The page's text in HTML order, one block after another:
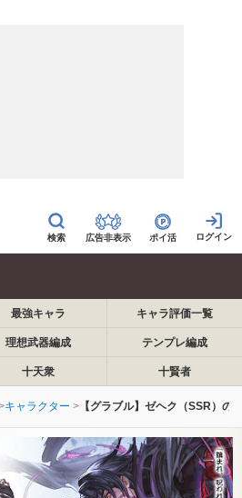
広告非表示 ポイ活
最強キャラ キャラ評価一覧
理想武器編成 テンプレ編成
十天衆 十賢者
キャラクター 【グラブル】ゼヘク（SSR）の